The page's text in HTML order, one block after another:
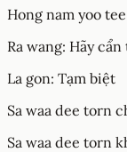
Hong nam yoo
Ra wang: Hãy cẩn
La gon: Tạm biệt
Sa waa dee torn
Sa waa dee torn